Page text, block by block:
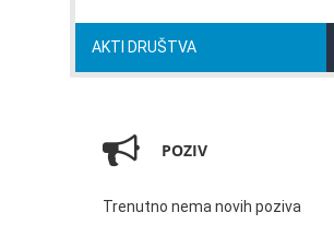
AKTI DRUŠTVA
POZIV
Trenutno nema novih poziva